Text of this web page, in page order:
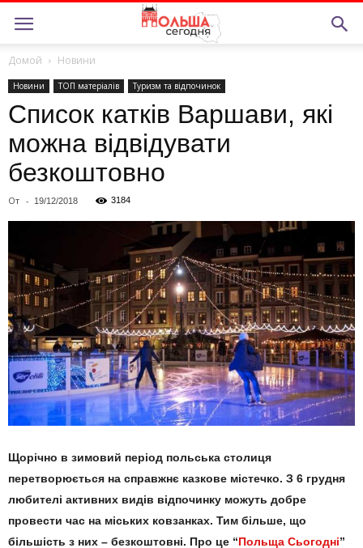
Домой Новини
Новини ТОП матерiалiв Туризм та відпочинок
Список катків Варшави, які
можна відвідувати
безкоштовно
От - 19/12/2018 3184
Щорічно в зимовий період польська столиця
перетворюється на справжнє казкове містечко. З 6 грудня
любителі активних видів відпочинку можуть добре
провести час на міських ковзанках. Тим більше, що
більшість з них – безкоштовні. Про це “Польща Сьогодні”